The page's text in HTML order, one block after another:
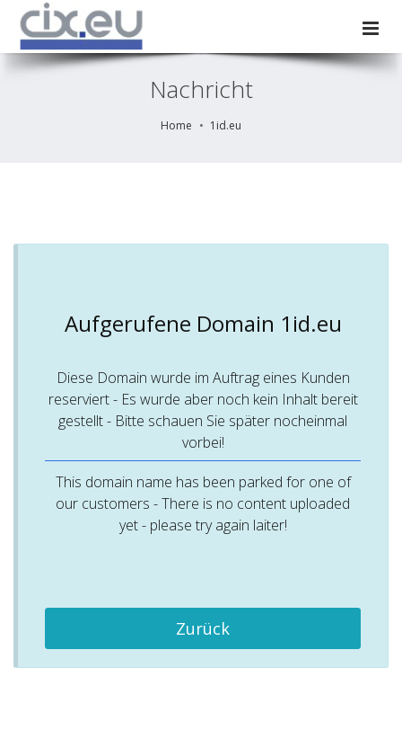
Nachricht
Home 1id.eu
Aufgerufene Domain 1id.eu
Diese Domain wurde im Auftrag eines Kunden
reserviert - Es wurde aber noch kein Inhalt bereit
gestellt - Bitte schauen Sie später nocheinmal
vorbei!
This domain name has been parked for one of
our customers - There is no content uploaded
yet - please try again laiter!
Zurück